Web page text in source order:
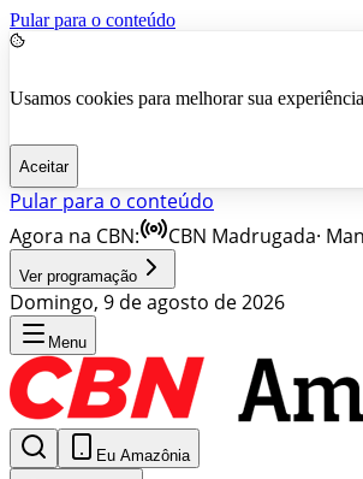
Pular para o conteúdo
Usamos cookies para melhorar sua
Aceitar
Pular para o conteúdo
Agora na CBN:
CBN Madrugada·
Ver programação
Domingo, 9 de agosto de 2026
Menu
Eu Amazônia